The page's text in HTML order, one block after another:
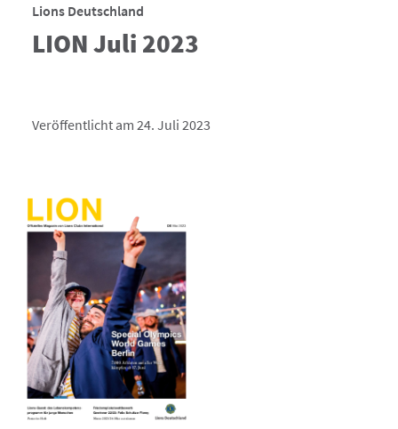
Lions Deutschland
LION Juli 2023
Veröffentlicht am 24. Juli 2023